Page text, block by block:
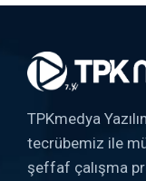
TPKmedya
tecrübemiz ile
şeffaf çalışma